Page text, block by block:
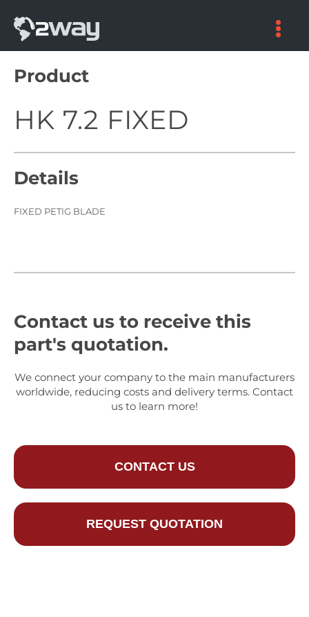
content
Product
HK 7.2 FIXED
Details
FIXED PETIG BLADE
Contact us to receive this
part's quotation.
We connect your company to the main manufacturers
worldwide, reducing costs and delivery terms. Contact
us to learn more!
CONTACT US
REQUEST QUOTATION